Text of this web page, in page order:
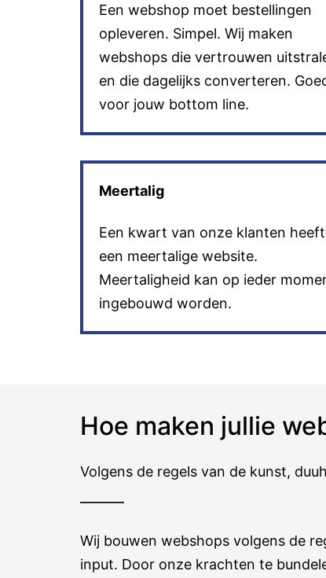
Een webshop moet bestellingen
opleveren. Simpel. Wij maken
webshops die vertrouwen
en die dagelijks converteren.
voor jouw bottom line.
Meertalig
Een kwart van onze klanten heeft
een meertalige website.
Meertaligheid kan op ieder
ingebouwd worden.
Hoe maken jullie
Volgens de regels van de kunst, duuh
Wij bouwen webshops volgens de
input. Door onze krachten te